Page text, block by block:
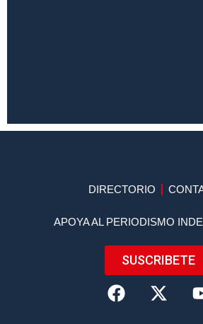
DIRECTORIO
APOYA AL PERIODISMO
SUSCRIBETE